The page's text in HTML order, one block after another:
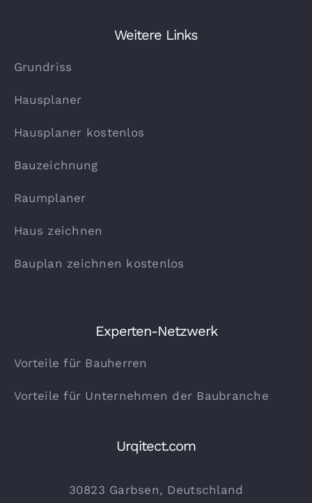
Urqitect.com
30823 Garbsen, Deutschland
Weitere Links
Grundriss
Hausplaner
Hausplaner kostenlos
Bauzeichnung
Raumplaner
Haus zeichnen
Bauplan zeichnen kostenlos
Experten-Netzwerk
Vorteile für Bauherren
Vorteile für Unternehmen der Baubranche